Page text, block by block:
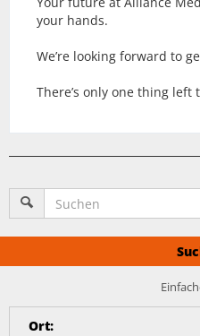
your hands.
We’re looking forward to
There’s only one thing left
Ort: